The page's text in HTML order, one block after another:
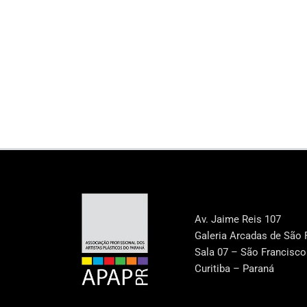
Av. Jaime Reis 107
Galeria Arcadas de São
Sala 07 – São Francisco
Curitiba – Paraná